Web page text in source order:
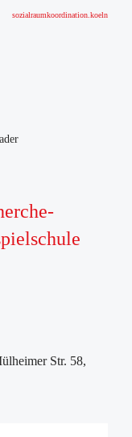
sozialraumkoordination.koeln
Str. 58,